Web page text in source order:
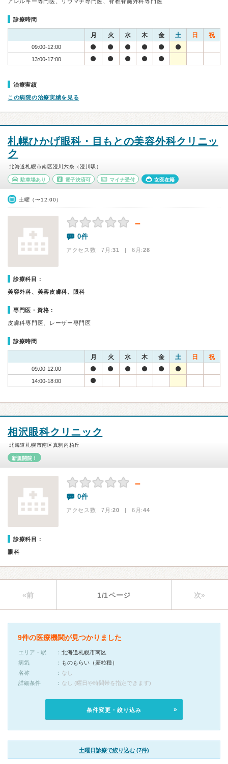
診療時間
月 火 水 木 金 土 日 祝
09:00-12:00
13:00-17:00
治療実績
この病院の治療実績を見る
札幌ひかげ眼科・目もとの美容外科クリニッ
ク
北海道札幌市南区澄川六条（澄川駅）
駐車場あり 電子決済可 マイナ受付 女医在籍
土曜（〜12:00）
－
0件
アクセス数 7月:31 | 6月:28
診療科目：
美容外科、美容皮膚科、眼科
専門医・資格：
皮膚科専門医、レーザー専門医
診療時間
月 火 水 木 金 土 日 祝
09:00-12:00
14:00-18:00
相沢眼科クリニック
北海道札幌市南区真駒内柏丘
新規開院！
－
0件
アクセス数 7月:20 | 6月:44
診療科目：
眼科
«前 1/1ページ 次»
9件の医療機関が見つかりました
エリア・駅
北海道札幌市南区
病気
ものもらい（麦粒種）
名称
なし
詳細条件
なし (曜日や時間帯を指定できます)
条件変更・絞り込み
土曜日診療で絞り込む (7件)